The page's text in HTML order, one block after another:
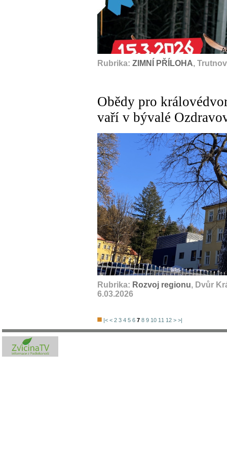
Rubrika: ZIMNÍ PŘÍLOHA,
Obědy pro
vaří v bývalé
Rubrika: Rozvoj regionu, Dvůr
6.03.2026
|< < 2 3 4 5 6 7 8 9 10 11 12 > >|